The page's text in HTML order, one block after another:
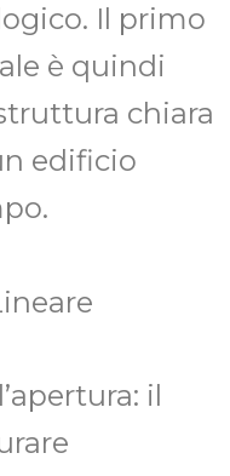
Il primo
è quindi
chiara
edificio
il